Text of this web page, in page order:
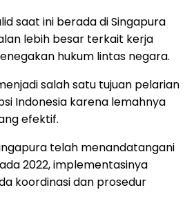
saat ini berada di Singapura
lebih besar terkait kerja
hukum lintas negara.
salah satu tujuan pelarian
Indonesia karena lemahnya
efektif.
telah menandatangani
2022, implementasinya
koordinasi dan prosedur